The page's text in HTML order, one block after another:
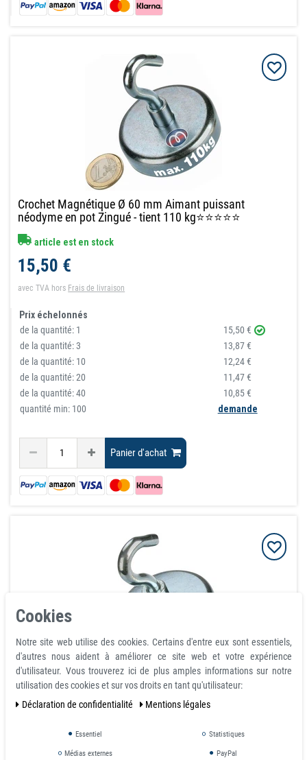
Crochet Magnétique Ø 60 mm Aimant puissant
néodyme en pot Zingué - tient 110 kg⭐⭐⭐⭐⭐
article est en stock
15,50 €
avec TVA hors Frais de livraison
Prix échelonnés
de la quantité: 1
15,50 €
de la quantité:3
13,87 €
de la quantité: 10
12,24 €
de la quantité:20
11,47 €
de la quantité:40
10,85 €
quantité min: 100
demande
Panier d'achat
Crochet Magnétique Ø 75 mm Aimant puissant
26,90 €
Cookies
Notre site web utilise des cookies. Certains d'entre eux sont essentiels,
d'autres nous aident à améliorer ce site web et votre expérience
d'utilisateur. Vous trouverez ici de plus amples informations sur notre
utilisation des cookies et sur vos droits en tant qu'utilisateur:
Déclaration de confidentialité
Mentions légales
Essentiel Statistiques
Médias externes PayPal